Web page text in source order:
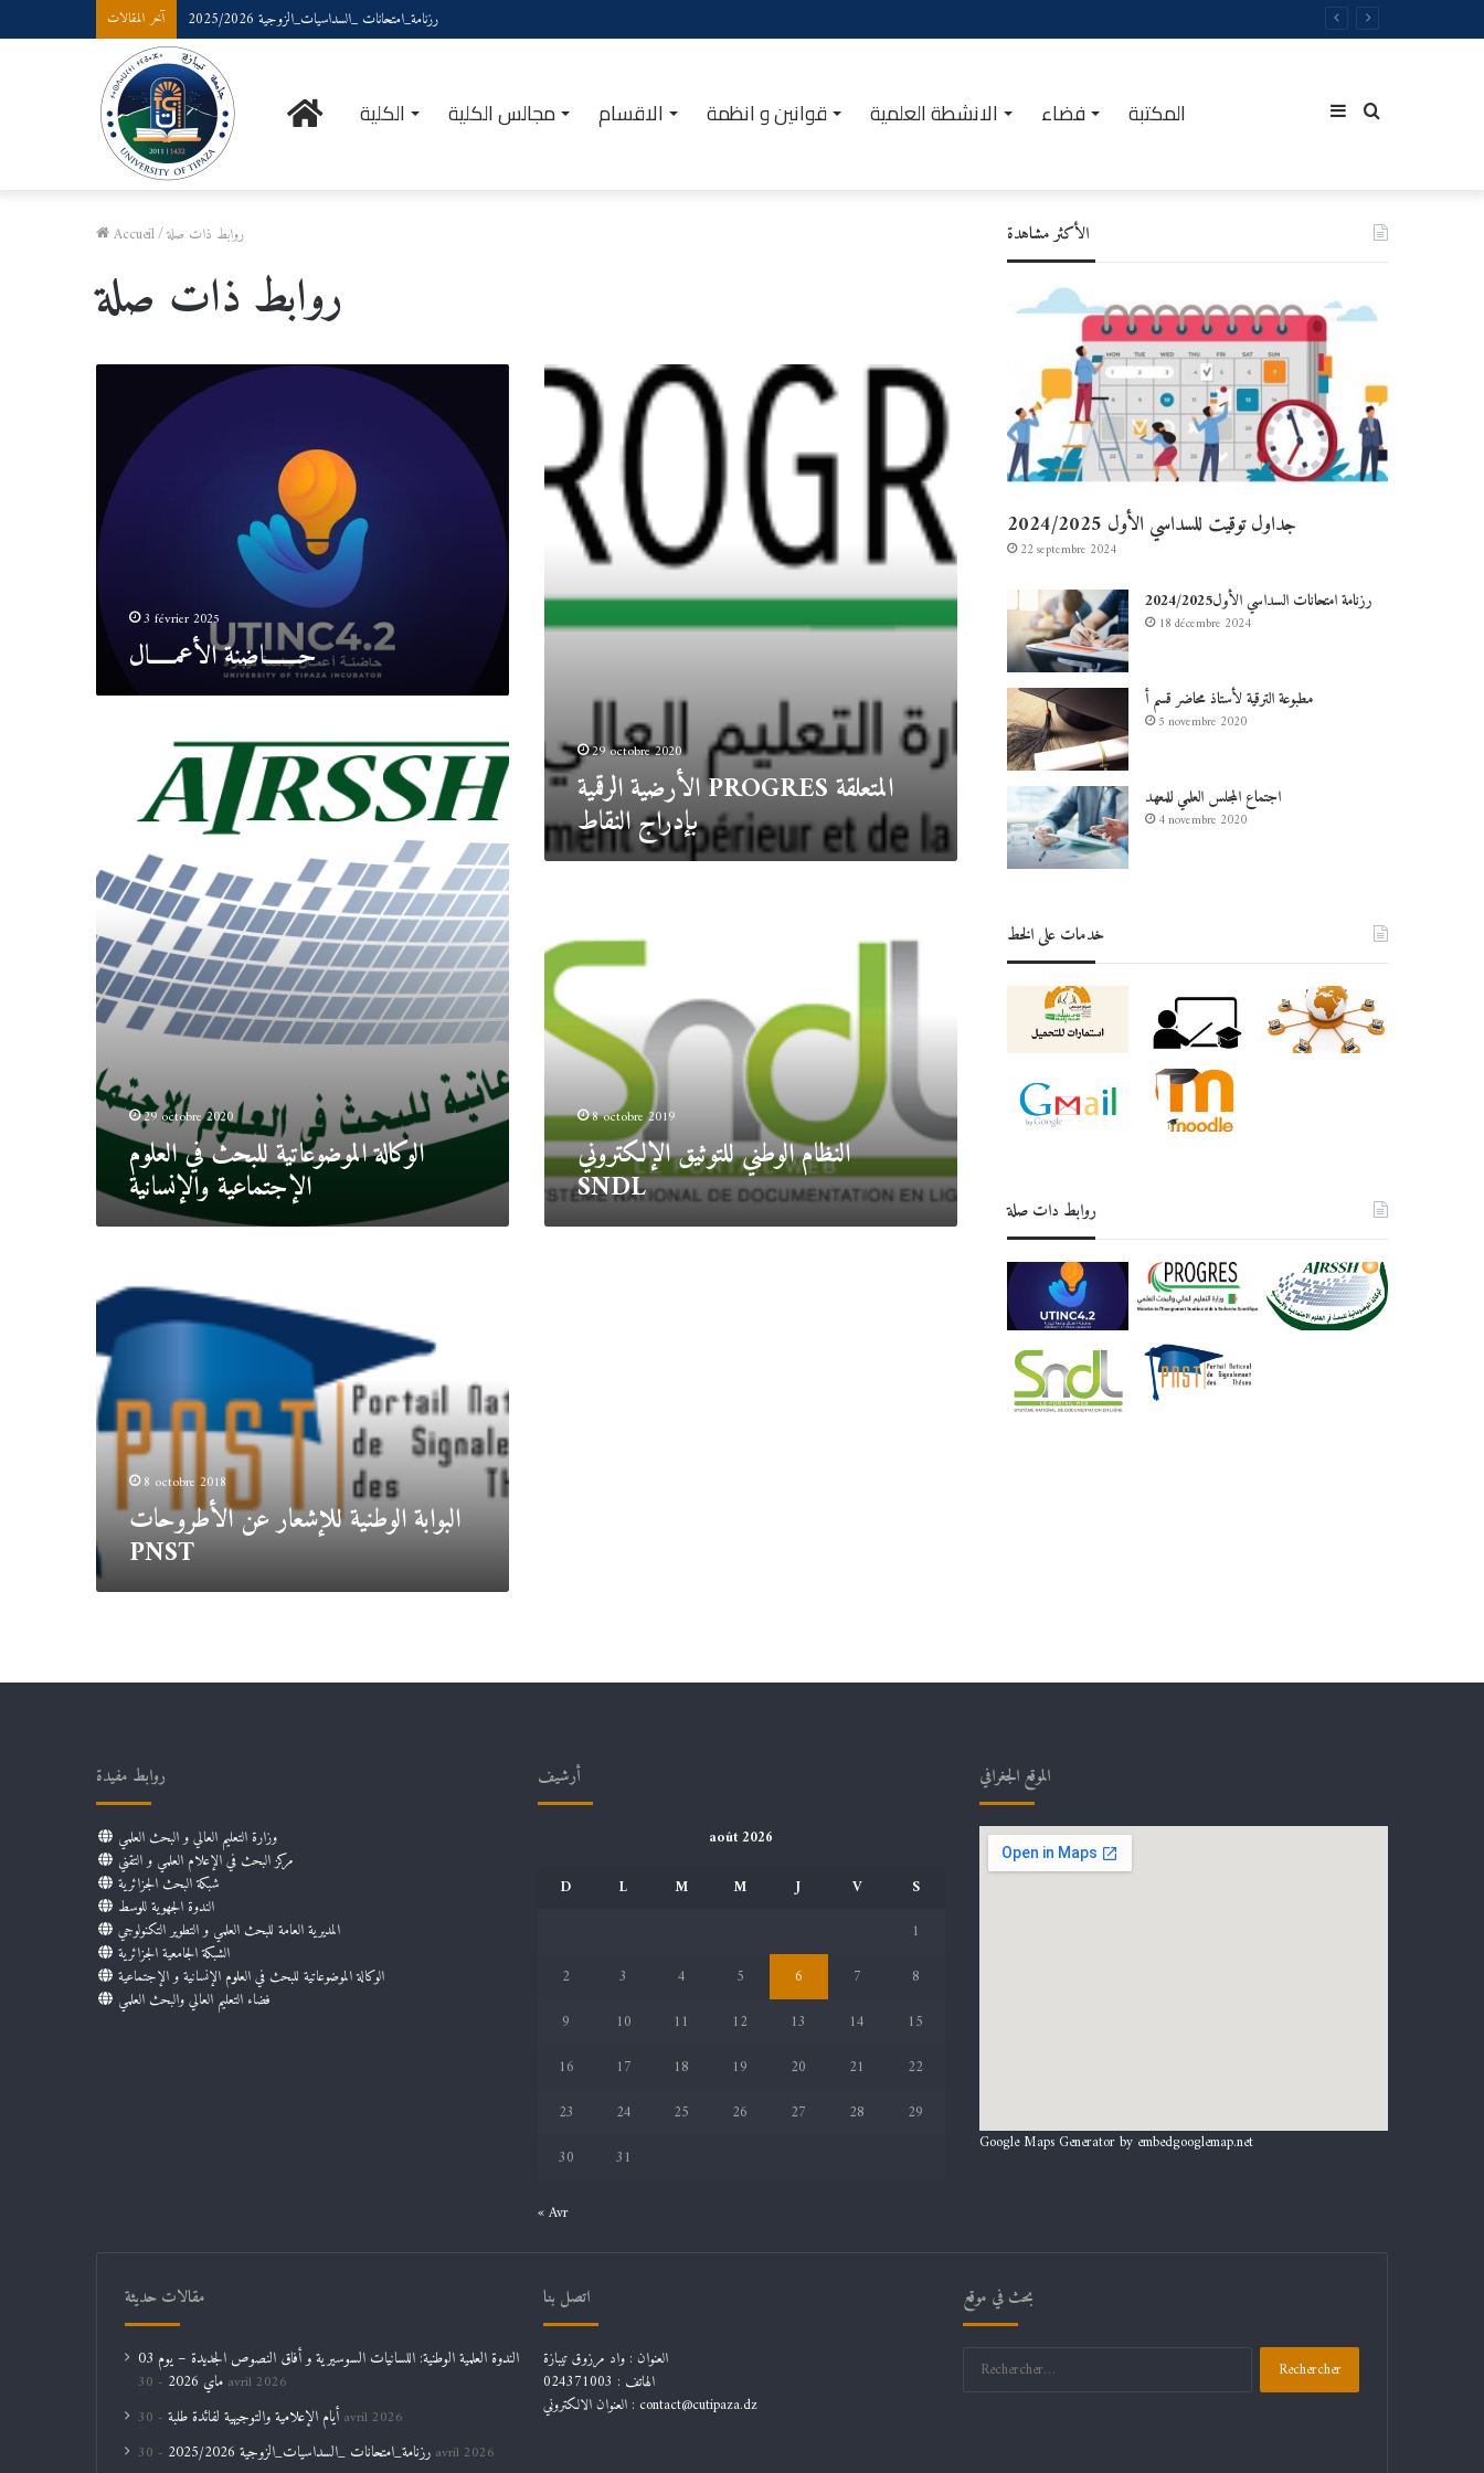
آخر المقالات رزنامة_امتحانات _السداسيات_الزوجية 2025/2026
الرئيسيةالكلية مجالس الكلية الاقسام قوانين و انظمة الانشطة العلمية فضاء المكتبة Rechercher
Sidebar
(barre
latérale)
Accueil/روابط ذات صلة
روابط ذات صلة
حـــــــاضنة
3 février 2025
حـــــــاضنة الأعمـــــال
الأرضية
الرقمية
PROGRES
بإدراج
النقاط
29 octobre 2020
الأرضية الرقمية PROGRES المتعلقة
بإدراج النقاط
الإجتماعية
والإنسانية
29 octobre 2020
الوكالة الموضوعاتية للبحث في العلوم
الإجتماعية والإنسانية
للتوثيق
الإلكتروني
SNDL
8 octobre 2019
النظام الوطني للتوثيق الإلكتروني
SNDL
الوطنية
الأطروحات
PNST
8 octobre 2018
البوابة الوطنية للإشعار عن الأطروحات
PNST
الأكثر مشاهدة
جداول توقيت للسداسي الأول 2024/2025
22 septembre 2024
رزنامة امتحانات السداسي الأول2024/2025
18 décembre 2024
مطبوعة الترقية لأستاذ محاضر قسم أ
5 novembre 2020
اجتماع المجلس العلمي للمعهد
4 novembre 2020
خدمات على الخط
روابط دات صلة
روابط مفيدة
وزارة التعليم العالي و البحث العلمي
مركز البحث في الإعلام العلمي و التقني
شبكة البحث الجزائرية
الندوة الجهوية للوسط
المديرية العامة للبحث العلمي و التطوير التكنولوجي
الشبكة الجامعية الجزائرية
الوكالة الموضوعاتية للبحث في العلوم الإنسانية و الإجتماعية
فضاء التعليم العالي والبحث العلمي
أرشيف
août 2026
D
L M M J V
S
1
2
3 4 5 6 7
8
9
10 11 12 13 14
15
16
17 18 19 20 21
22
23
24 25 26 27 28
29
30
31
« Avr
الموقع الجغرافي
Google Maps Generator by embedgooglemap.net
مقالات حديثة
الندوة العلمية الوطنية: اللسانيات السوسيرية و أفاق النصوص الجديدة – يوم 03
ماي 2026 30 avril 2026
أيام الإعلامية والتوجيهية لفائدة طلبة 30 avril 2026
رزنامة_امتحانات _السداسيات_الزوجية 2025/2026 30 avril 2026
اتصل بنا
العنوان : واد مرزوق تيبازة
الهاتف : 024371003
العنوان الالكتروني : contact@cutipaza.dz
بحث في موقع
Rechercher :